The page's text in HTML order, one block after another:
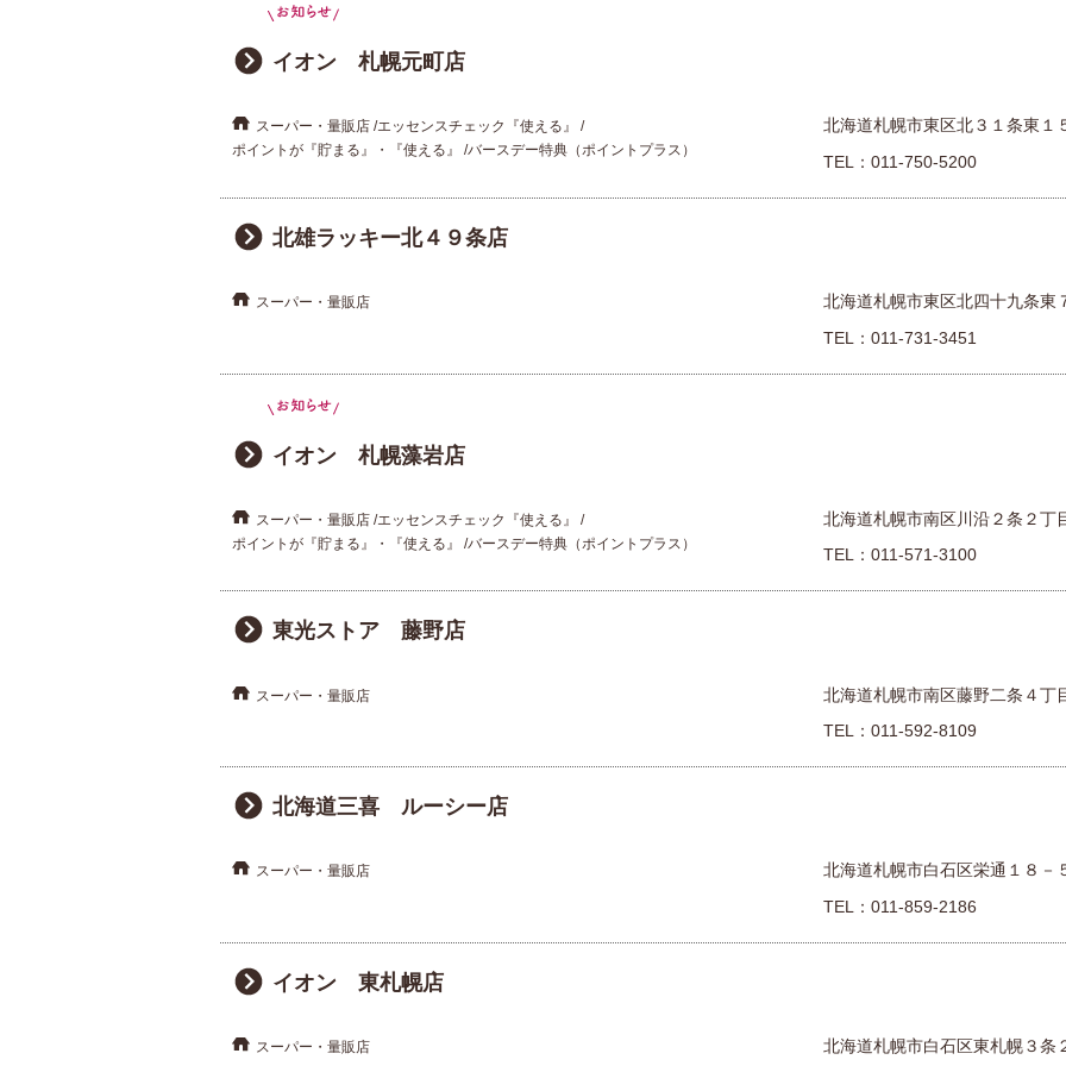
イオン 札幌元町店
スーパー・量販店 エッセンスチェック『使える』
ポイントが『貯まる』・『使える』
バースデー特典（ポイントプラス）
北海道札幌市東区北３１条東１
TEL： 011-750-5200
北雄ラッキー北４９条店
スーパー・量販店
北海道札幌市東区北四十九条東
TEL： 011-731-3451
イオン 札幌藻岩店
スーパー・量販店 エッセンスチェック『使える』
ポイントが『貯まる』・『使える』
バースデー特典（ポイントプラス）
北海道札幌市南区川沿２条２丁
TEL： 011-571-3100
東光ストア 藤野店
スーパー・量販店
北海道札幌市南区藤野二条４丁
TEL： 011-592-8109
北海道三喜 ルーシー店
スーパー・量販店
北海道札幌市白石区栄通１８－
TEL： 011-859-2186
イオン 東札幌店
スーパー・量販店 北海道札幌市白石区東札幌３条